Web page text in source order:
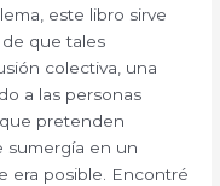
este libro sirve
que tales
colectiva, una
a las personas
pretenden
sumergía en un
era posible. Encontré